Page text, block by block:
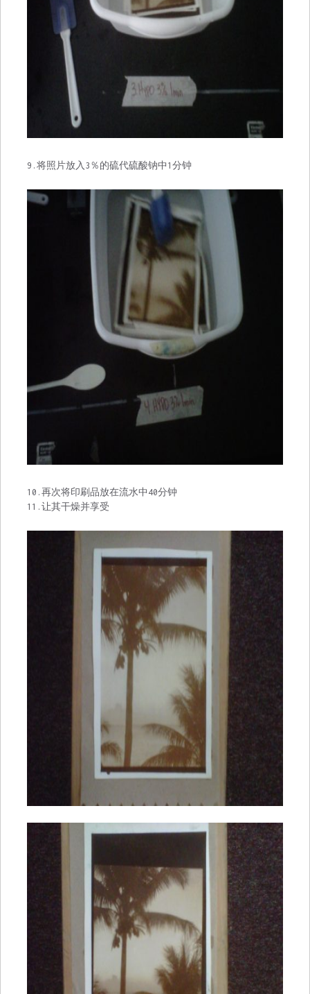
9.将照片放入3％的硫代硫酸钠中1分钟
10.再次将印刷品放在流水中40分钟
11.让其干燥并享受